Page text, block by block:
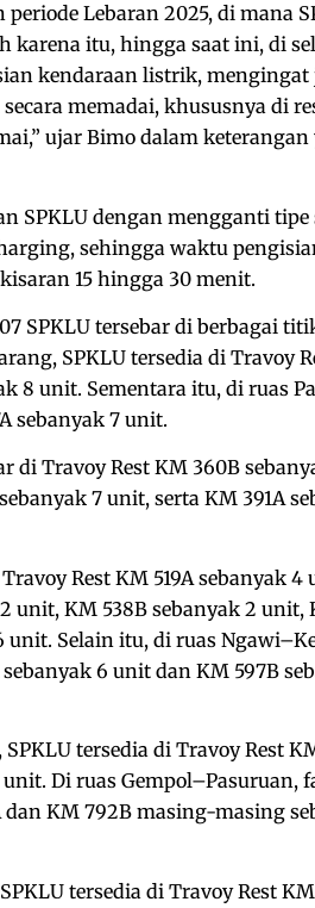
Lebaran 2025, di mana
karena itu, hingga saat ini, di
kendaraan listrik,
memadai, khususnya di
ujar Bimo dalam keterangan
SPKLU dengan mengganti tipe
sehingga waktu
15 hingga 30 menit.
SPKLU tersebar di berbagai
SPKLU tersedia di Travoy
8 unit. Sementara itu, di ruas
sebanyak 7 unit.
di Travoy Rest KM 360B
7 unit, serta KM 391A
Rest KM 519A sebanyak 4
unit, KM 538B sebanyak 2 unit,
unit. Selain itu, di ruas
6 unit dan KM 597B
tersedia di Travoy Rest
Di ruas Gempol–Pasuruan,
KM 792B masing-masing
tersedia di Travoy Rest